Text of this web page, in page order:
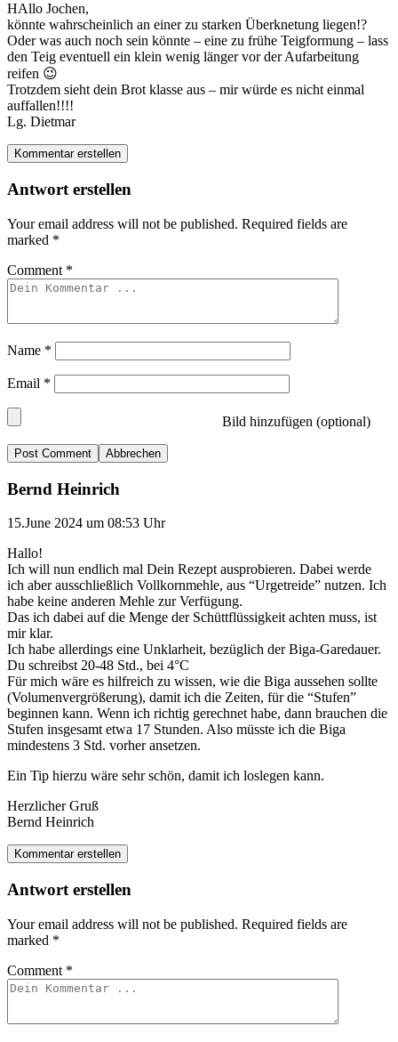
HAllo Jochen,
könnte wahrscheinlich an einer zu starken Überknetung liegen!?
Oder was auch noch sein könnte – eine zu frühe Teigformung – lass
den Teig eventuell ein klein wenig länger vor der Aufarbeitung
reifen 😉
Trotzdem sieht dein Brot klasse aus – mir würde es nicht einmal
auffallen!!!!
Lg. Dietmar
Kommentar erstellen
Antwort erstellen
Your email address will not be published. Required fields are
marked *
Comment *
Name *
Email *
Bild hinzufügen (optional)
Abbrechen
Bernd Heinrich
15.June 2024 um 08:53 Uhr
Hallo!
Ich will nun endlich mal Dein Rezept ausprobieren. Dabei werde
ich aber ausschließlich Vollkornmehle, aus “Urgetreide” nutzen. Ich
habe keine anderen Mehle zur Verfügung.
Das ich dabei auf die Menge der Schüttflüssigkeit achten muss, ist
mir klar.
Ich habe allerdings eine Unklarheit, bezüglich der Biga-Garedauer.
Du schreibst 20-48 Std., bei 4°C
Für mich wäre es hilfreich zu wissen, wie die Biga aussehen sollte
(Volumenvergrößerung), damit ich die Zeiten, für die “Stufen”
beginnen kann. Wenn ich richtig gerechnet habe, dann brauchen die
Stufen insgesamt etwa 17 Stunden. Also müsste ich die Biga
mindestens 3 Std. vorher ansetzen.
Ein Tip hierzu wäre sehr schön, damit ich loslegen kann.
Herzlicher Gruß
Bernd Heinrich
Kommentar erstellen
Antwort erstellen
Your email address will not be published. Required fields are
marked *
Comment *